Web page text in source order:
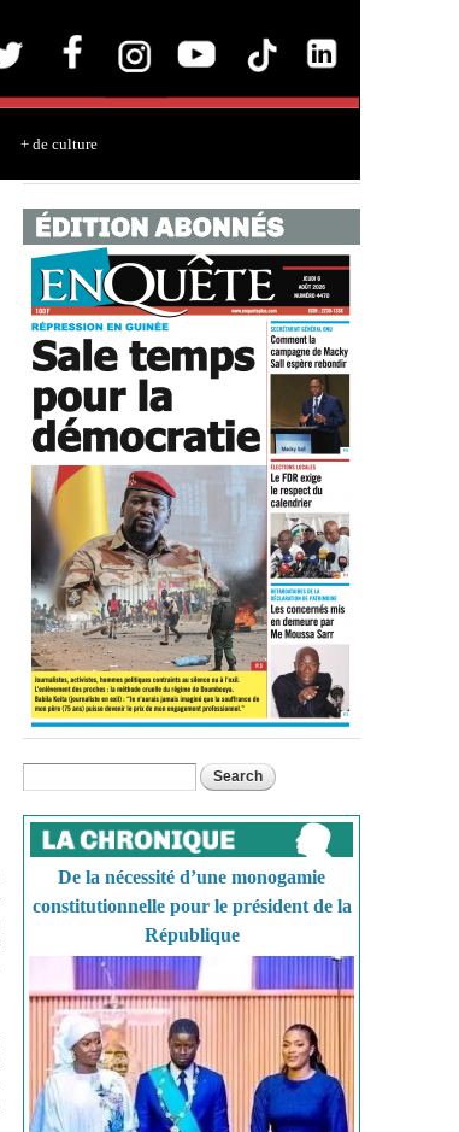
+ de culture
Search form
De la nécessité d’une monogamie
constitutionnelle pour le président de la
République